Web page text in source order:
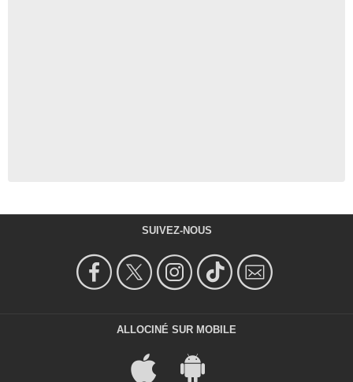
SUIVEZ-NOUS
ALLOCINÉ SUR MOBILE